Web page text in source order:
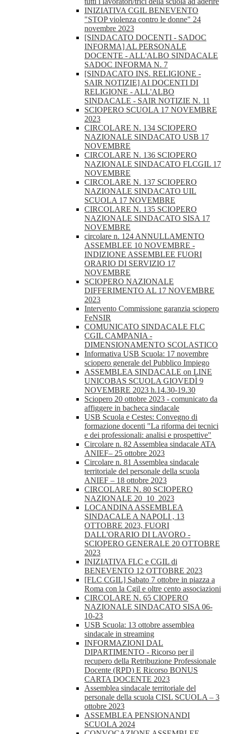
INIZIATIVA CGIL BENEVENTO
"STOP violenza contro le donne" 24
novembre 2023
[SINDACATO DOCENTI - SADOC
INFORMA] AL PERSONALE
DOCENTE - ALL'ALBO SINDACALE
SADOC INFORMA N. 7
[SINDACATO INS. RELIGIONE -
SAIR NOTIZIE] AI DOCENTI DI
RELIGIONE - ALL'ALBO
SINDACALE - SAIR NOTIZIE N. 11
SCIOPERO SCUOLA 17 NOVEMBRE
2023
CIRCOLARE N. 134 SCIOPERO
NAZIONALE SINDACATO USB 17
NOVEMBRE
CIRCOLARE N. 136 SCIOPERO
NAZIONALE SINDACATO FLCGIL 17
NOVEMBRE
CIRCOLARE N. 137 SCIOPERO
NAZIONALE SINDACATO UIL
SCUOLA 17 NOVEMBRE
CIRCOLARE N. 135 SCIOPERO
NAZIONALE SINDACATO SISA 17
NOVEMBRE
circolare n. 124 ANNULLAMENTO
ASSEMBLEE 10 NOVEMBRE -
INDIZIONE ASSEMBLEE FUORI
ORARIO DI SERVIZIO 17
NOVEMBRE
SCIOPERO NAZIONALE
DIFFERIMENTO AL 17 NOVEMBRE
2023
Intervento Commissione garanzia sciopero
FeNSIR
COMUNICATO SINDACALE FLC
CGIL CAMPANIA -
DIMENSIONAMENTO SCOLASTICO
Informativa USB Scuola: 17 novembre
sciopero generale del Pubblico Impiego
ASSEMBLEA SINDACALE on LINE
UNICOBAS SCUOLA GIOVEDÌ 9
NOVEMBRE 2023 h.14.30-19.30
Sciopero 20 ottobre 2023 - comunicato da
affiggere in bacheca sindacale
USB Scuola e Cestes: Convegno di
formazione docenti "La riforma dei tecnici
e dei professionali: analisi e prospettive"
Circolare n. 82 Assemblea sindacale ATA
ANIEF– 25 ottobre 2023
Circolare n. 81 Assemblea sindacale
territoriale del personale della scuola
ANIEF – 18 ottobre 2023
CIRCOLARE N. 80 SCIOPERO
NAZIONALE 20_10_2023
LOCANDINA ASSEMBLEA
SINDACALE A NAPOLI , 13
OTTOBRE 2023, FUORI
DALL'ORARIO DI LAVORO -
SCIOPERO GENERALE 20 OTTOBRE
2023
INIZIATIVA FLC e CGIL di
BENEVENTO 12 OTTOBRE 2023
[FLC CGIL] Sabato 7 ottobre in piazza a
Roma con la Cgil e oltre cento associazioni
CIRCOLARE N. 65 CIOPERO
NAZIONALE SINDACATO SISA 06-
10-23
USB Scuola: 13 ottobre assemblea
sindacale in streaming
INFORMAZIONI DAL
DIPARTIMENTO - Ricorso per il
recupero della Retribuzione Professionale
Docente (RPD) E Ricorso BONUS
CARTA DOCENTE 2023
Assemblea sindacale territoriale del
personale della scuola CISL SCUOLA – 3
ottobre 2023
ASSEMBLEA PENSIONANDI
SCUOLA 2024